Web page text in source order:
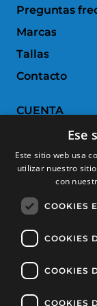
Preguntas
Marcas
Tallas
Contacto
CUENTA
Historial de
Devoluciones
Productos
Comparar
SERVICIO AL
Condiciones
Cambios y
Ese
Este sitio web usa
utilizar nuestro
con
COOKIES
COOKIES
COOKIES
COOKIES